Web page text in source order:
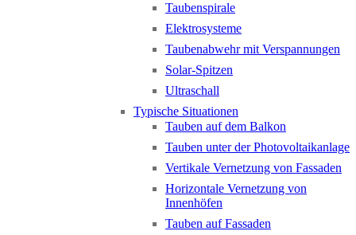
Taubenspirale
Elektrosysteme
Taubenabwehr mit Verspannungen
Solar-Spitzen
Ultraschall
Typische Situationen
Tauben auf dem Balkon
Tauben unter der Photovoltaikanlage
Vertikale Vernetzung von Fassaden
Horizontale Vernetzung von
Innenhöfen
Tauben auf Fassaden